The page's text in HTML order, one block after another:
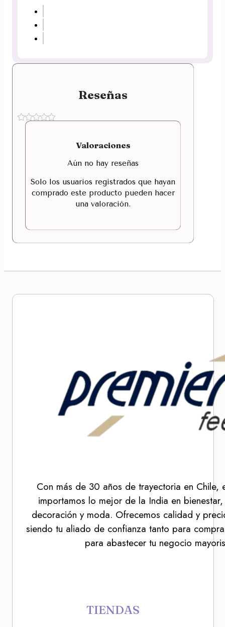
Reseñas
Valoraciones
Aún no hay reseñas
Solo los usuarios registrados que hayan
comprado este producto pueden hacer
una valoración.
Con más de 30 años de trayectoria en Chile,
importamos lo mejor de la India en
decoración y moda. Ofrecemos calidad y
siendo tu aliado de confianza tanto para
para abastecer tu negocio
TIENDAS